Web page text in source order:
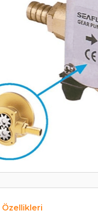
Özellikleri